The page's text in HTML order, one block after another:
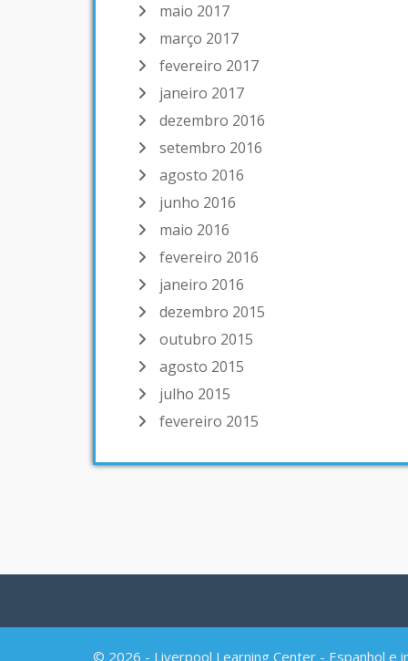
maio 2017
março 2017
fevereiro 2017
janeiro 2017
dezembro 2016
setembro 2016
agosto 2016
junho 2016
maio 2016
fevereiro 2016
janeiro 2016
dezembro 2015
outubro 2015
agosto 2015
julho 2015
fevereiro 2015
© 2026 - Liverpool Learning Center - Espanhol e